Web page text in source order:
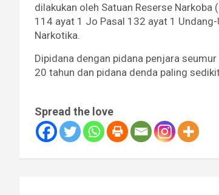
dilakukan oleh Satuan Reserse Narkoba
114 ayat 1 Jo Pasal 132 ayat 1
Narkotika.
Dipidana dengan pidana penjara
20 tahun dan pidana denda paling
Spread the love